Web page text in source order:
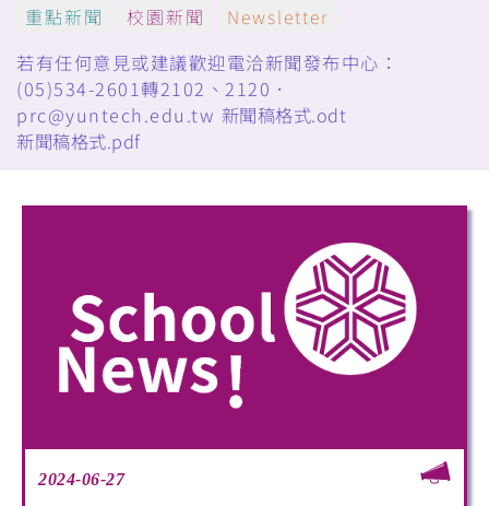
重點新聞 校園新聞
Newsletter
若有任何意見或建議歡迎電洽新聞發布中心：
(05)534-2601轉2102、2120．
prc@yuntech.edu.tw 新聞稿格式.odt
新聞稿格式.pdf
2024-06-27